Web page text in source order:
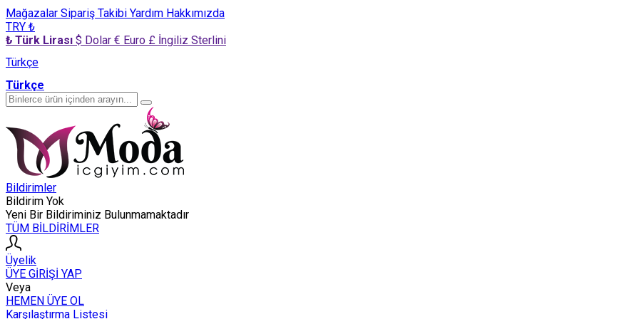
Mağazalar Sipariş Takibi Yardım Hakkımızda
TRY ₺
₺ Türk Lirası $ Dolar € Euro £ İngiliz Sterlini
Türkçe
Türkçe
Bildirimler
Bildirim Yok
Yeni Bir Bildiriminiz Bulunmamaktadır
TÜM BİLDİRİMLER
Üyelik
ÜYE GİRİŞİ YAP
Veya
HEMEN ÜYE OL
Karşılaştırma Listesi